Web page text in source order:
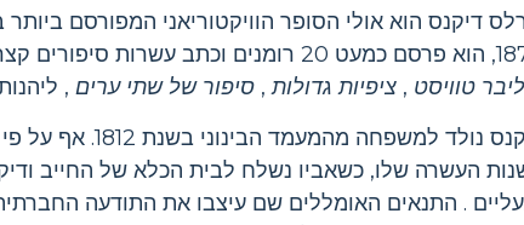
קצרים ומחזות. רבים מעבודותיו, כולל
טוויסט , ציפיות גדולות, סיפור של שתי ערים,
דיקנס נולד
העשרה שלו, כשאביו נשלח לבית הכלא של החייב
. התנאים האומללים שם עיצבו את התודעה